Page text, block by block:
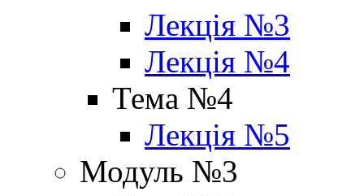
Лекція №3
Лекція №4
Тема №4
Лекція №5
Модуль №3